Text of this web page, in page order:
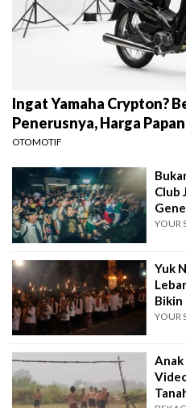
Ingat Yamaha Crypton?
Penerusnya, Harga
OTOMOTIF
Club
YOUR
Yuk
Bikin
YOUR
Anak